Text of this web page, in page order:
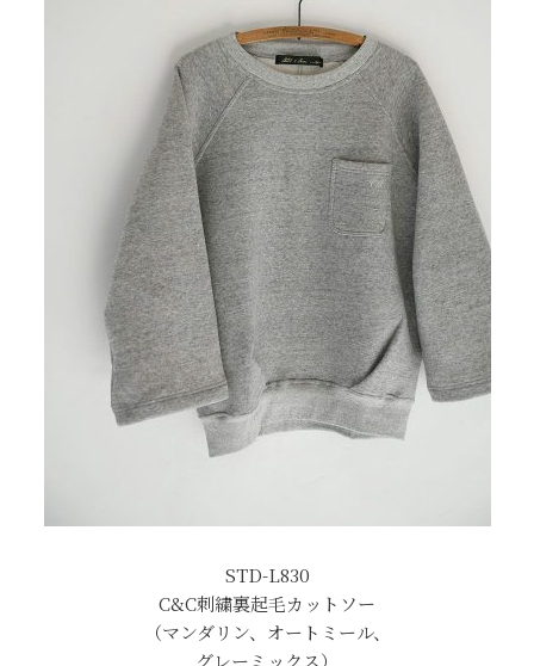
STD-L830
C&C刺繍裏起毛カットソー
（マンダリン、オートミール、
グレーミックス）